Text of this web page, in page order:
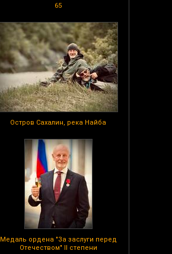
65
Остров Сахалин, река Найба
Медаль ордена "За заслуги перед
Отечеством" II степени